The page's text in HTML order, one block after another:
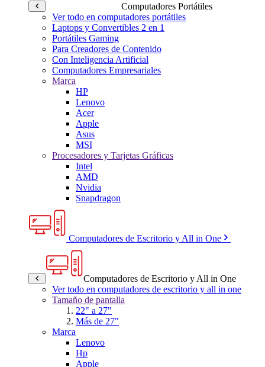
Computadores Portátiles
Ver todo en computadores portátiles
Laptops y Convertibles 2 en 1
Portátiles Gaming
Para Creadores de Contenido
Con Inteligencia Artificial
Computadores Empresariales
Marca
HP
Lenovo
Acer
Apple
Asus
MSI
Procesadores y Tarjetas Gráficas
Intel
AMD
Nvidia
Snapdragon
Computadores de Escritorio y All in One
Computadores de Escritorio y All in One
Ver todo en computadores de escritorio y all in one
Tamaño de pantalla
22" a 27"
Más de 27"
Marca
Lenovo
Hp
Apple